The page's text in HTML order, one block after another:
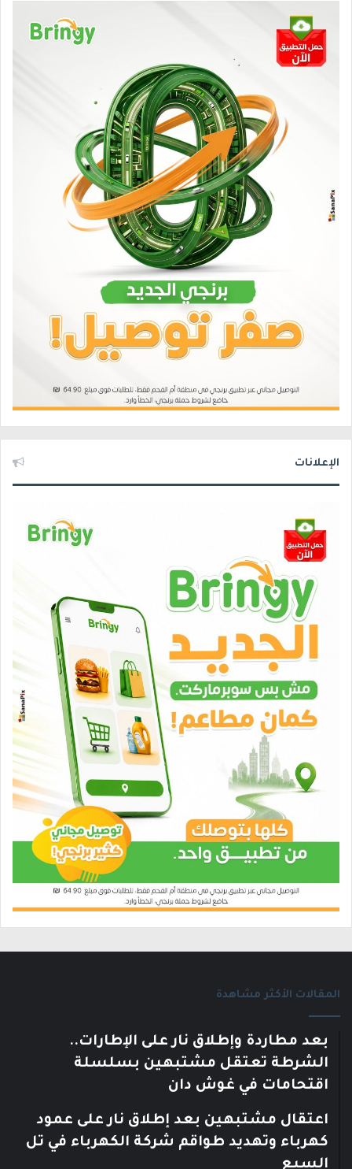
الإعلانات
المقالات الأكثر مشاهدة
بعد مطاردة وإطلاق نار على الإطارات..
الشرطة تعتقل مشتبهين بسلسلة
اقتحامات في غوش دان
اعتقال مشتبهين بعد إطلاق نار على عمود
كهرباء وتهديد طواقم شركة الكهرباء في تل
السبع